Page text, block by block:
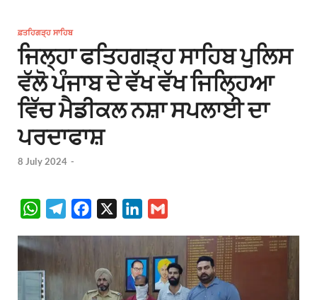
ਫ਼ਤਹਿਗੜ੍ਹ ਸਾਹਿਬ
ਜਿਲ੍ਹਾ ਫਤਿਹਗੜ੍ਹ ਸਾਹਿਬ ਪੁਲਿਸ
ਵੱਲੋ ਪੰਜਾਬ ਦੇ ਵੱਖ ਵੱਖ ਜਿਲ੍ਹਿਆ
ਵਿੱਚ ਮੈਡੀਕਲ ਨਸ਼ਾ ਸਪਲਾਈ ਦਾ
ਪਰਦਾਫਾਸ਼
8 July 2024 -
W
t
s
e
b
k
e
i
l